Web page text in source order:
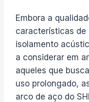
Embora a
características de
isolamento
a considerar em
aqueles que
uso prolongado,
arco de aço do